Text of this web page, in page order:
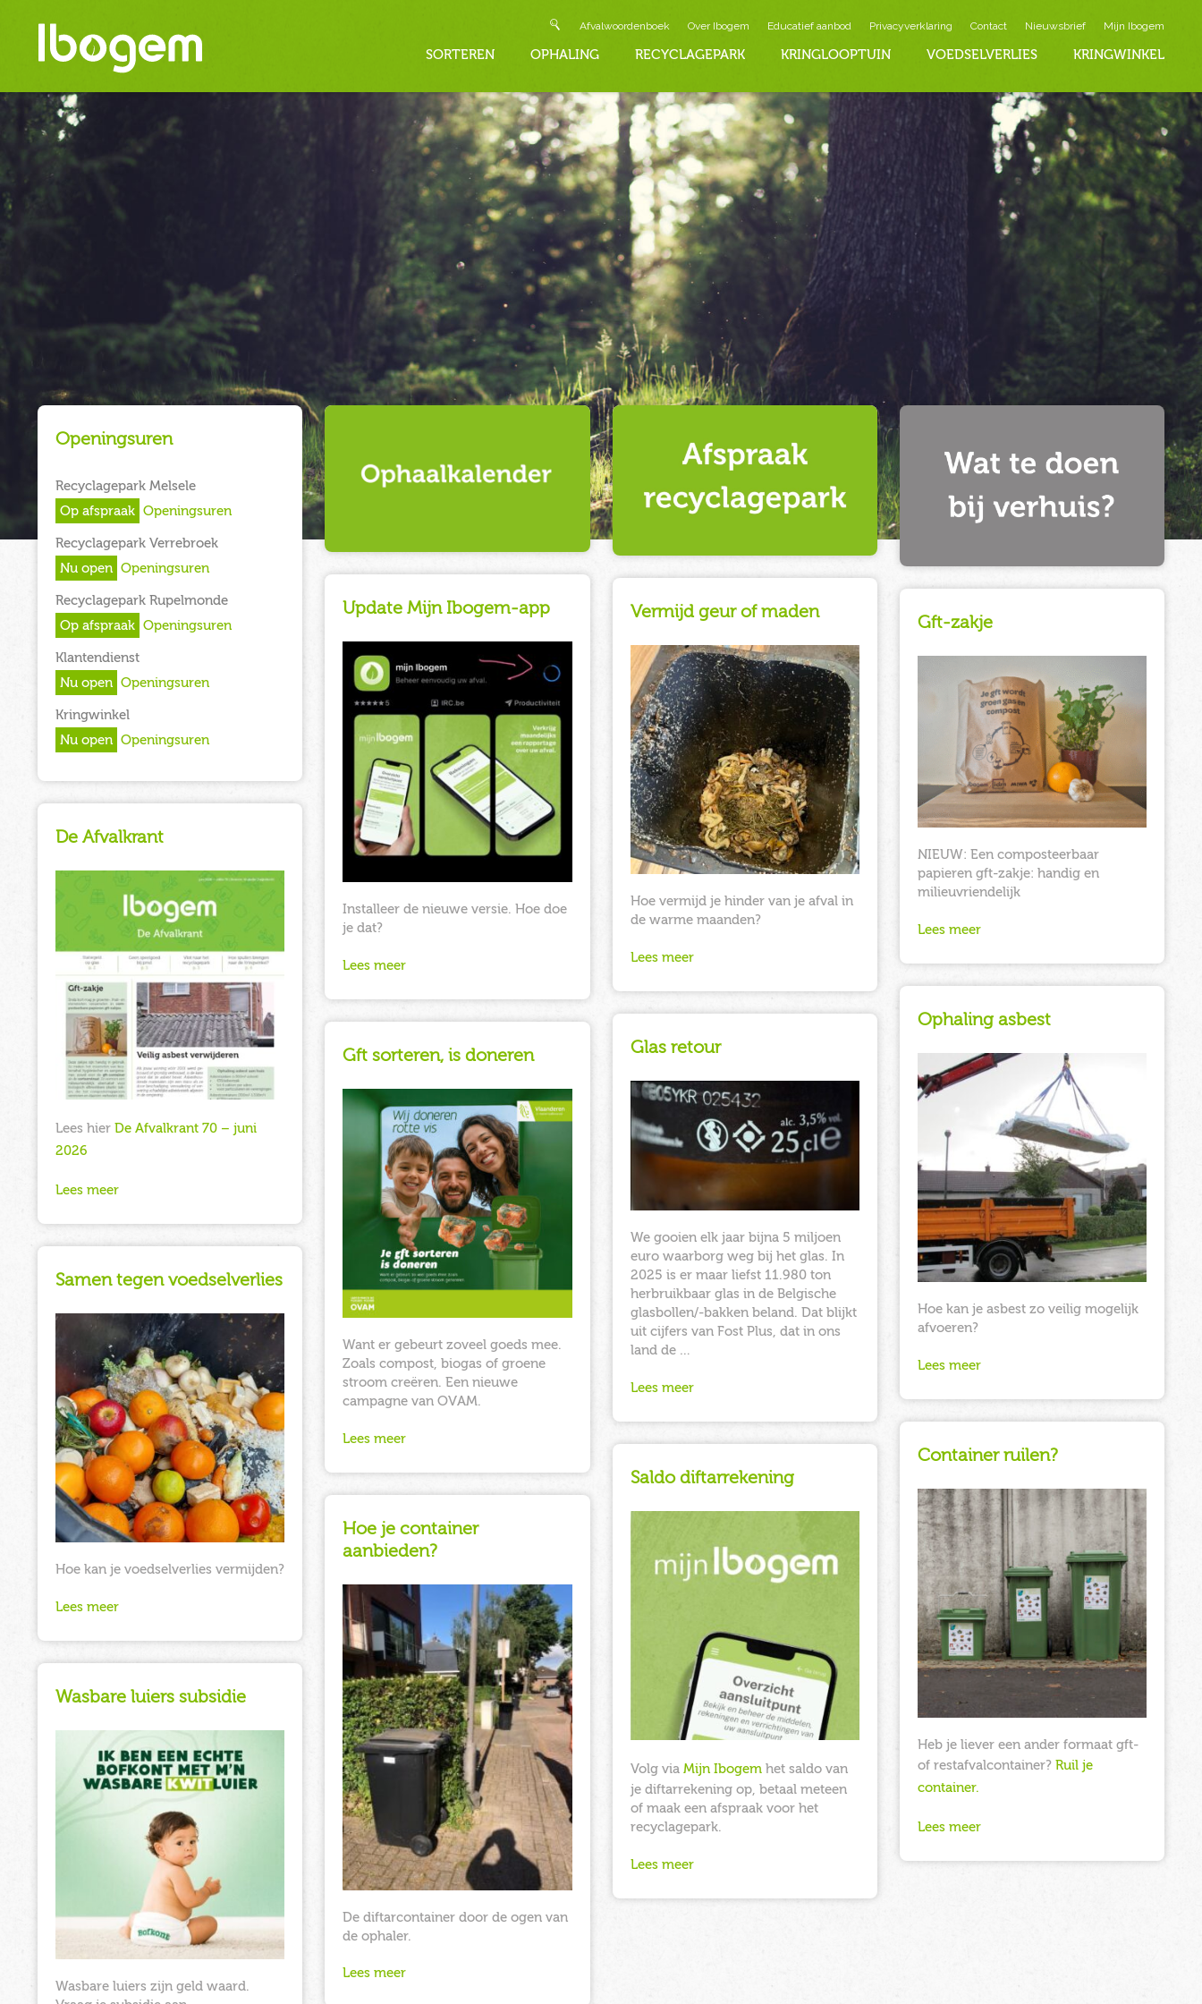
Afvalwoordenboek Over Ibogem Educatief aanbod Privacyverklaring Contact Nieuwsbrief Mijn Ibogem
SORTEREN OPHALING RECYCLAGEPARK KRINGLOOPTUIN VOEDSELVERLIES KRINGWINKEL
Openingsuren
Recyclagepark Melsele
Op afspraak Openingsuren
Recyclagepark Verrebroek
Nu open Openingsuren
Recyclagepark Rupelmonde
Op afspraak Openingsuren
Klantendienst
Nu open Openingsuren
Kringwinkel
Nu open Openingsuren
Update Mijn Ibogem-app
Installeer de nieuwe versie. Hoe doe
je dat?
Lees meer
Vermijd geur of maden
Hoe vermijd je hinder van je afval in
de warme maanden?
Lees meer
Gft-zakje
NIEUW: Een composteerbaar
papieren gft-zakje: handig en
milieuvriendelijk
Lees meer
De Afvalkrant
Lees hier De Afvalkrant 70 – juni
2026
Lees meer
Ophaling asbest
Hoe kan je asbest zo veilig mogelijk
afvoeren?
Lees meer
Glas retour
We gooien elk jaar bijna 5 miljoen
euro waarborg weg bij het glas. In
2025 is er maar liefst 11.980 ton
herbruikbaar glas in de Belgische
glasbollen/-bakken beland. Dat blijkt
uit cijfers van Fost Plus, dat in ons
land de …
Lees meer
Gft sorteren, is doneren
Want er gebeurt zoveel goeds mee.
Zoals compost, biogas of groene
stroom creëren. Een nieuwe
campagne van OVAM.
Lees meer
Samen tegen voedselverlies
Hoe kan je voedselverlies vermijden?
Lees meer
Container ruilen?
Heb je liever een ander formaat gft-
of restafvalcontainer? Ruil je
container.
Lees meer
Saldo diftarrekening
Volg via Mijn Ibogemhet saldo van
je diftarrekening op, betaal meteen
of maak een afspraak voor het
recyclagepark.
Lees meer
Hoe je container
aanbieden?
De diftarcontainer door de ogen van
de ophaler.
Lees meer
Wasbare luiers subsidie
Wasbare luiers zijn geld waard.